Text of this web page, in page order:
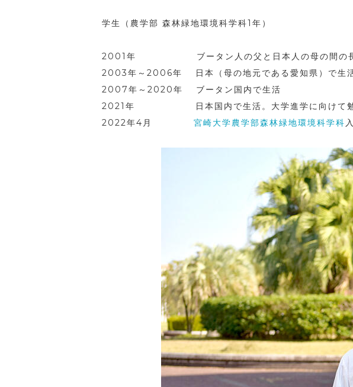
学生（農学部 森林緑地環境科学科1年）
2001年 ブータン人の父と日本人の母の間の長
2003年～2006年 日本（母の地元である愛知県）で生
2007年～2020年 ブータン国内で生活
2021年 日本国内で生活。大学進学に向けて勉
2022年4月 宮崎大学農学部森林緑地環境科学科